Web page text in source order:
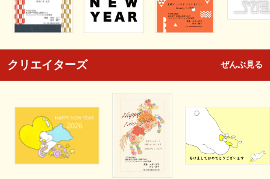
クリエイターズ ぜんぶ見る